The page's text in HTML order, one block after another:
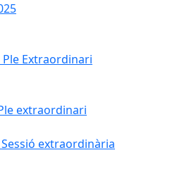
Extraordinari
extraordinari
extraordinària